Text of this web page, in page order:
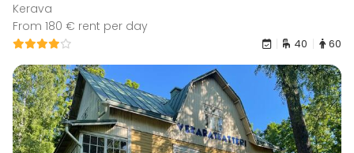
Kerava
From 180 € rent per day
40 60